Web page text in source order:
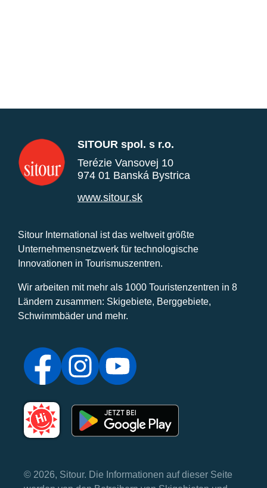
SITOUR spol. s r.o.
Terézie Vansovej 10
974 01 Banská Bystrica
www.sitour.sk
Sitour International ist das weltweit größte
Unternehmensnetzwerk für technologische
Innovationen in Tourismuszentren.
Wir arbeiten mit mehr als 1000 Touristenzentren in 8
Ländern zusammen: Skigebiete, Berggebiete,
Schwimmbäder und mehr.
© 2026, Sitour. Die Informationen auf dieser Seite